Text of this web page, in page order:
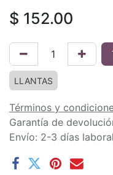
$ 152.00
LLANTAS
Términos y
Garantía de
Envío: 2-3 días